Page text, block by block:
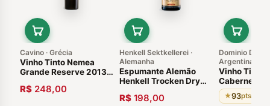
Cavino · Grécia
Vinho Tinto Nemea
Grande Reserve 2013
R$ 248,00
Henkell Sektkellerei ·
Alemanha
Espumante Alemão
Henkell Trocken Dry
Alemanha.
R$ 198,00
Dominio Del
Argentina
Vinho Tinto
Cabernet
Susana
2017
★93pts ·